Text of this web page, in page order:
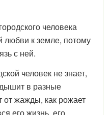
человека
любви к земле, потому
с ней.
человек не знает,
в разные
от жажды, как рожает